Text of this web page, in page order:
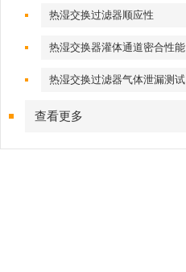
热湿交换过滤器顺应性
热湿交换器灌体通道密合性能
热湿交换过滤器气体泄漏测试
查看更多